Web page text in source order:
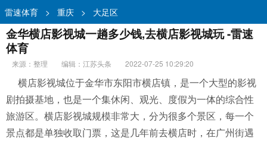
雷速体育 > 重庆 > 大足区
金华横店影视城一趟多少钱,去横店影视城玩 -雷速
体育
来源：整理 编辑：江苏头条
2022-07-25 10:29:20
横店影视城位于金华市东阳市横店镇，是一个大型的影视
剧拍摄基地，也是一个集休闲、观光、度假为一体的综合性
旅游区。横店影视城规模非常大，分为很多个景区，每一个
景点都是单独收取门票，这是几年前去横店时，在广州街遇